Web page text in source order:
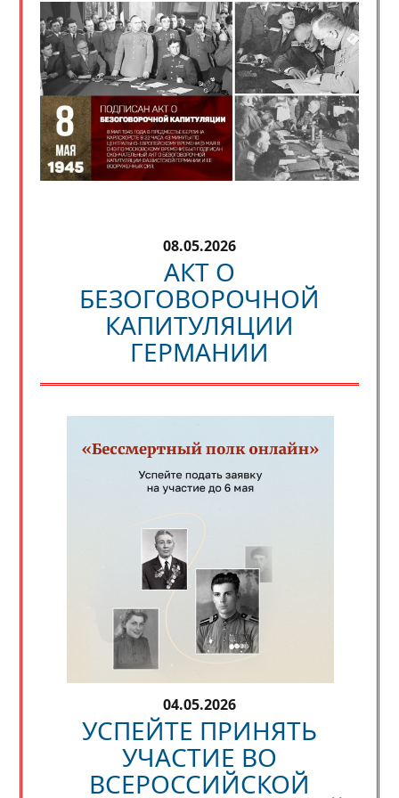
08.05.2026
АКТ О
БЕЗОГОВОРОЧНОЙ
КАПИТУЛЯЦИИ
ГЕРМАНИИ
04.05.2026
УСПЕЙТЕ ПРИНЯТЬ
УЧАСТИЕ ВО
ВСЕРОССИЙСКОЙ